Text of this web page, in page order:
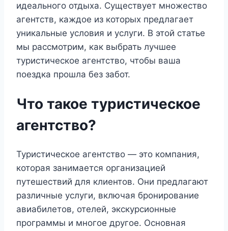
идеального отдыха. Существует множество
агентств, каждое из которых предлагает
уникальные условия и услуги. В этой статье
мы рассмотрим, как выбрать лучшее
туристическое агентство, чтобы ваша
поездка прошла без забот.
Что такое туристическое
агентство?
Туристическое агентство — это компания,
которая занимается организацией
путешествий для клиентов. Они предлагают
различные услуги, включая бронирование
авиабилетов, отелей, экскурсионные
программы и многое другое. Основная